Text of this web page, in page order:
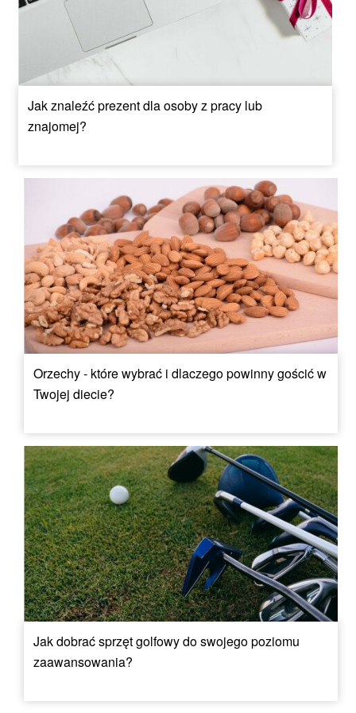
Jak znaleźć prezent dla osoby z pracy lub
znajomej?
Orzechy - które wybrać i dlaczego powinny gościć w
Twojej diecie?
Jak dobrać sprzęt golfowy do swojego poziomu
zaawansowania?